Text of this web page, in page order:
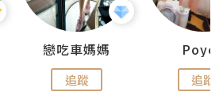
戀吃車媽媽
追蹤 追蹤